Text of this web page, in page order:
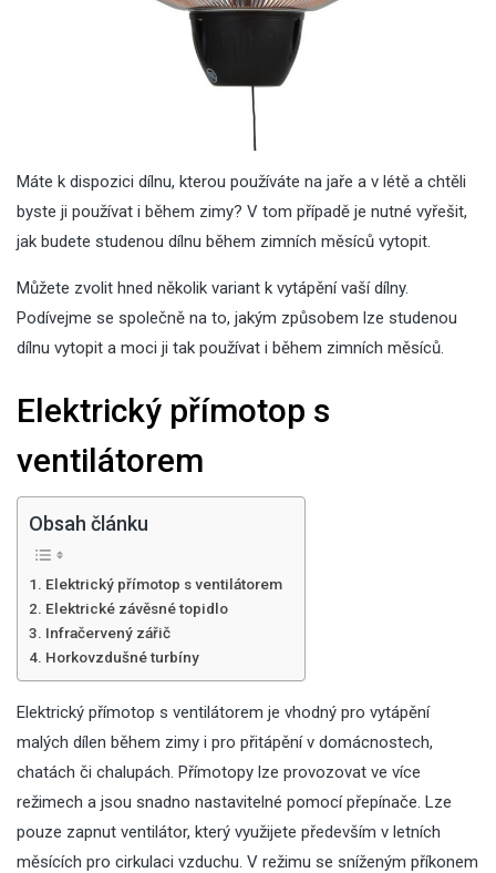
Máte k dispozici dílnu, kterou používáte na jaře a v létě a chtěli
byste ji používat i během zimy? V tom případě je nutné vyřešit,
jak budete studenou dílnu během zimních měsíců vytopit.
Můžete zvolit hned několik variant k vytápění vaší dílny.
Podívejme se společně na to, jakým způsobem lze studenou
dílnu vytopit a moci ji tak používat i během zimních měsíců.
Elektrický přímotop s
ventilátorem
Obsah článku
Elektrický přímotop s ventilátorem
Elektrické závěsné topidlo
Infračervený zářič
Horkovzdušné turbíny
Elektrický přímotop s ventilátorem je vhodný pro vytápění
malých dílen během zimy i pro přitápění v domácnostech,
chatách či chalupách. Přímotopy lze provozovat ve více
režimech a jsou snadno nastavitelné pomocí přepínače. Lze
pouze zapnut ventilátor, který využijete především v letních
měsících pro cirkulaci vzduchu. V režimu se sníženým příkonem